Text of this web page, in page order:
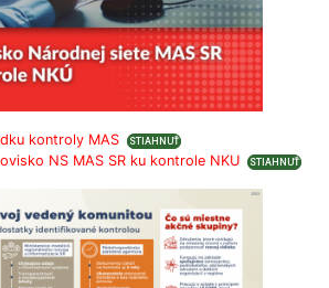
kontroly MAS STIAHNUŤ
NS MAS SR ku kontrole NKU STIAHNUŤ